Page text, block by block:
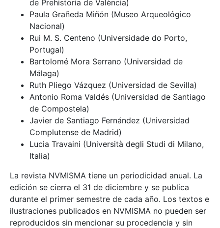
de Prehistòria de València)
Paula Grañeda Miñón (Museo Arqueológico
Nacional)
Rui M. S. Centeno (Universidade do Porto,
Portugal)
Bartolomé Mora Serrano (Universidad de
Málaga)
Ruth Pliego Vázquez (Universidad de Sevilla)
Antonio Roma Valdés (Universidad de Santiago
de Compostela)
Javier de Santiago Fernández (Universidad
Complutense de Madrid)
Lucia Travaini (Università degli Studi di Milano,
Italia)
La revista NVMISMA tiene un periodicidad anual. La
edición se cierra el 31 de diciembre y se publica
durante el primer semestre de cada año. Los textos e
ilustraciones publicados en NVMISMA no pueden ser
reproducidos sin mencionar su procedencia y sin